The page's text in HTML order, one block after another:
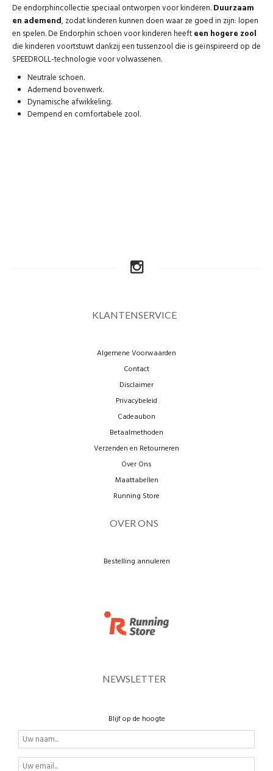
De endorphincollectie speciaal ontworpen voor kinderen.Duurzaam
en ademend, zodat kinderen kunnen doen waar ze goed in zijn: lopen
en spelen. De Endorphin schoen voor kinderen heefteen hogere zool
die kinderen voortstuwt dankzij een tussenzool die is geïnspireerd op de
SPEEDROLL-technologie voor volwassenen.
Neutrale schoen.
Ademend bovenwerk.
Dynamische afwikkeling.
Dempend en comfortabele zool.
KLANTENSERVICE
Algemene Voorwaarden
Contact
Disclaimer
Privacybeleid
Cadeaubon
Betaalmethoden
Verzenden en Retourneren
Over Ons
Maattabellen
Running Store
OVER ONS
Bestelling annuleren
NEWSLETTER
Blijf op de hoogte